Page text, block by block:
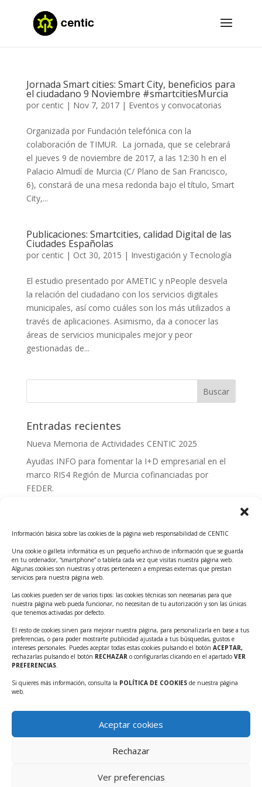
Información básica sobre las cookies de la página web responsabilidad de CENTIC
Una cookie o galleta informática es un pequeño archivo de información que se guarda
en tu ordenador, “smartphone” o tableta cada vez que visitas nuestra página web.
Algunas cookies son nuestras y otras pertenecen a empresas externas que prestan
servicios para nuestra página web.
Las cookies pueden ser de varios tipos: las cookies técnicas son necesarias para que
nuestra página web pueda funcionar, no necesitan de tu autorización y son las únicas
que tenemos activadas por defecto.
El resto de cookies sirven para mejorar nuestra página, para personalizarla en base a tus
preferencias, o para poder mostrarte publicidad ajustada a tus búsquedas, gustos e
intereses personales. Puedes aceptar todas estas cookies pulsando el botón ACEPTAR,
rechazarlas pulsando el botón RECHAZAR o configurarlas clicando en el apartado VER
PREFERENCIAS.
Si quieres más información, consulta la POLÍTICA DE COOKIES de nuestra página
web.
Aceptar cookies
Rechazar
Ver preferencias
Jornada Smart cities: Smart City, beneficios para
el ciudadano 9 Noviembre #smartcitiesMurcia
por centic| Nov 7, 2017| Eventos y convocatorias
Organizada por Fundación telefónica con la
colaboración de TIMUR. La jornada, que se celebrará
el jueves 9 de noviembre de 2017, a las 12:30 h en el
Palacio Almudí de Murcia (C/ Plano de San Francisco,
6), constará de una mesa redonda bajo el título, Smart
City,...
Publicaciones: Smartcities, calidad Digital de las
Ciudades Españolas
por centic| Oct 30, 2015 | Investigación y Tecnología
El estudio presentado por AMETIC y nPeople desvela
la relación del ciudadano con los servicios digitales
municipales, así como cuáles son los más utilizados a
través de aplicaciones. Asimismo, da a conocer las
áreas de servicios municipales mejor y peor
gestionadas de...
Entradas recientes
Nueva Memoria de Actividades CENTIC 2025
Ayudas INFO para fomentar la I+D empresarial en el
marco RIS4 Región de Murcia cofinanciadas por
FEDER.
Tecnológicos 2ª ed.
Ayudas INFO para el apoyo a las empresas
innovadoras con potencial tecnológico y escalables
Convocatoria Cheque de Innovación. Ayudas INFO
para la contratación de servicios de Innovación y
Competitividad
Cheque Inversión del INFO. Ayudas para la
contratación de servicios de Innovación y
Competitividad para apoyar rondas de financiación.
Inscripciones abiertas!!
Ayudas INFO para la contratación de servicios de
Innovación y Competitividad (CHEQUE